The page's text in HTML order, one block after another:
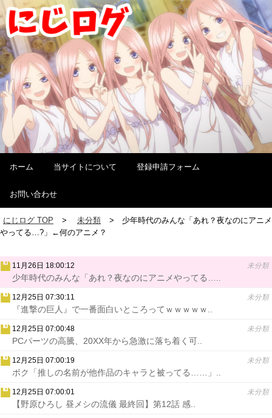
ホーム 当サイトについて 登録申請フォーム
お問い合わせ
にじログ TOP 未分類
少年時代のみんな「あれ？夜なのにアニメ
やってる…?」←何のアニメ？
11月26日 18:00:12 未分類
少年時代のみんな「あれ？夜なのにアニメやってる…..
12月25日 07:30:11 未分類
『進撃の巨人』で一番面白いところってｗｗｗｗｗ..
12月25日 07:00:48 未分類
PCパーツの高騰、20XX年から急激に落ち着く可..
12月25日 07:00:19 未分類
ボク「推しの名前が他作品のキャラと被ってる……」..
12月25日 07:00:01 未分類
【野原ひろし 昼メシの流儀 最終回】第12話 感..